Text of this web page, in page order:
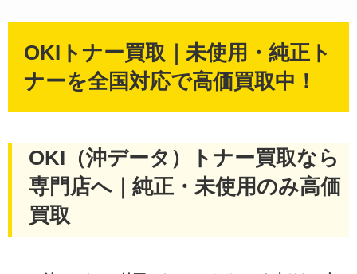
OKIトナー買取｜未使用・純正ト
ナーを全国対応で高価買取中！
OKI（沖データ）トナー買取なら
専門店へ｜純正・未使用のみ高価
買取